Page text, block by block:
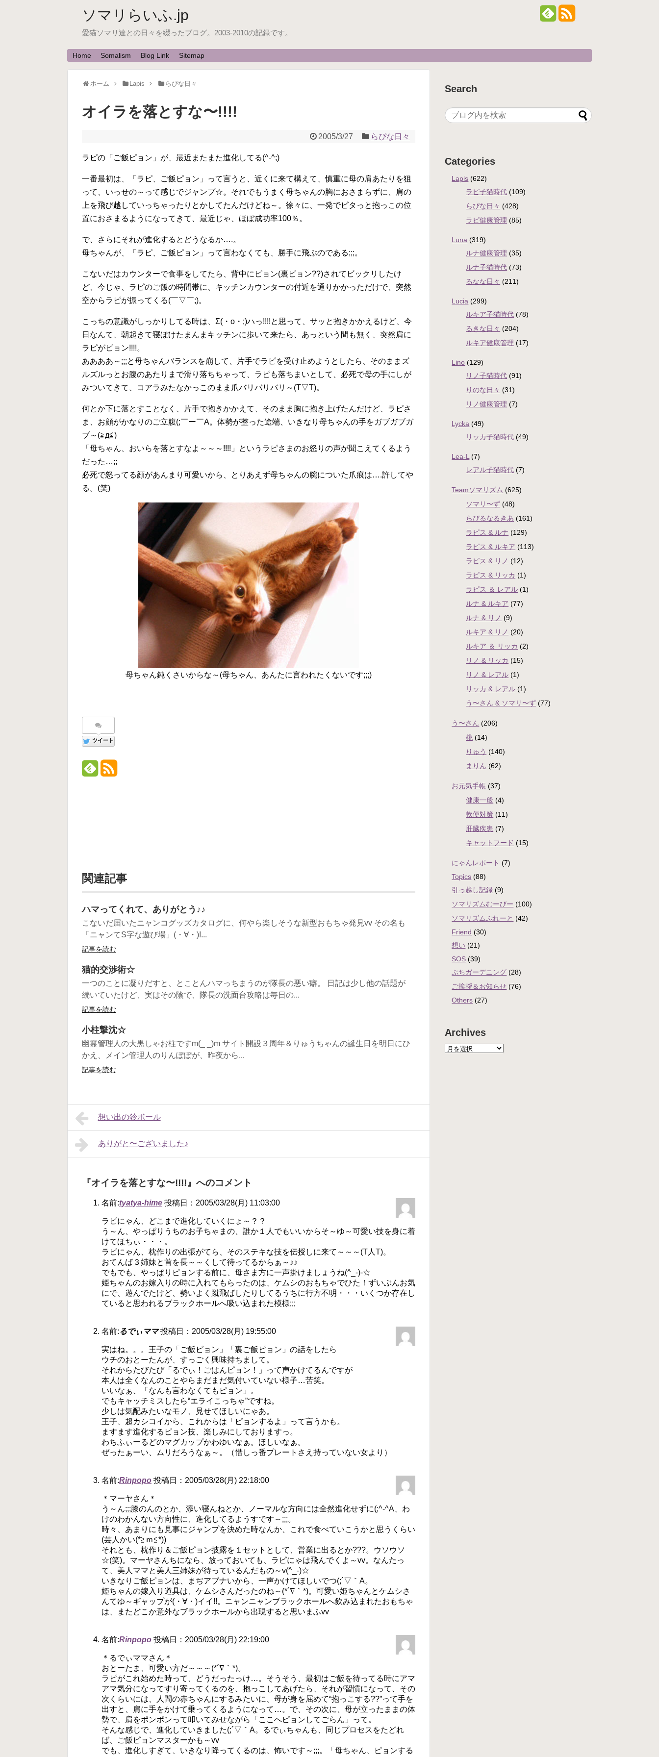
ソマリらいふ.jp
愛猫ソマリ達との日々を綴ったブログ。2003-2010の記録です。
Home Somalism Blog Link Sitemap
ホーム Lapis らぴな日々
オイラを落とすな〜!!!!
2005/3/27 らぴな日々
ラピの「ご飯ピョン」が、最近またまた進化してる(^-^;)
一番最初は、「ラピ、ご飯ピョン」って言うと、近くに来て構えて、慎重に母の肩あたりを狙
って、いっせの～って感じでジャンプ☆。それでもうまく母ちゃんの胸におさまらずに、肩の
上を飛び越していっちゃったりとかしてたんだけどね～。徐々に、一発でピタっと抱っこの位
置におさまるようになってきて、最近じゃ、ほぼ成功率100％。
で、さらにそれが進化するとどうなるか….。
母ちゃんが、「ラピ、ご飯ピョン」って言わなくても、勝手に飛ぶのである;;;。
こないだはカウンターで食事をしてたら、背中にピョン(裏ピョン??)されてビックリしたけ
ど、今じゃ、ラピのご飯の時間帯に、キッチンカウンターの付近を通りかかっただけで、突然
空からラピが振ってくる(￣▽￣;)。
こっちの意識がしっかりしてる時は、Σ(・o・;)ハっ!!!!と思って、サッと抱きかかえるけど、今
日なんて、朝起きて寝ぼけたまんまキッチンに歩いて来たら、あっという間も無く、突然肩に
ラピがピョン!!!!。
ああああ～;;;と母ちゃんバランスを崩して、片手でラピを受け止めようとしたら、そのままズ
ルズルっとお腹のあたりまで滑り落ちちゃって、ラピも落ちまいとして、必死で母の手にしが
みついてきて、コアラみたなかっこのまま爪バリバリバリ～(T▽T)。
何とか下に落とすことなく、片手で抱きかかえて、そのまま胸に抱き上げたんだけど、ラピさ
ま、お顔がかなりのご立腹(;￣ー￣A。体勢が整った途端、いきなり母ちゃんの手をガブガブガ
ブ～(≧д≦)
「母ちゃん、おいらを落とすなよ～～～!!!!」というラピさまのお怒りの声が聞こえてくるよう
だった…;;
必死で怒ってる顔があんまり可愛いから、とりあえず母ちゃんの腕についた爪痕は….許してや
る。(笑)
母ちゃん鈍くさいからな～(母ちゃん、あんたに言われたくないです;;;)
ツイート
関連記事
ハマってくれて、ありがとう♪♪
こないだ届いたニャンコグッズカタログに、何やら楽しそうな新型おもちゃ発見vv その名も
「ニャンてS字な遊び場」(・∀・)!...
記事を読む
猫的交渉術☆
一つのことに凝りだすと、とことんハマっちまうのが隊長の悪い癖。 日記は少し他の話題が
続いていたけど、実はその陰で、隊長の洗面台攻略は毎日の...
記事を読む
小柱撃沈☆
幽霊管理人の大黒しゃお柱ですm(_ _)m サイト開設３周年＆りゅうちゃんの誕生日を明日にひ
かえ、メイン管理人のりんぽぽが、昨夜から...
記事を読む
想い出の鈴ボール
ありがと〜ございました♪
『オイラを落とすな〜!!!!』へのコメント
名前:tyatya-hime 投稿日：2005/03/28(月) 11:03:00
ラピにゃん、どこまで進化していくにょ～？？
う～ん、やっぱりうちのお子ちゃまの、誰か１人でもいいからそ～ゆ～可愛い技を身に着
けてほちぃ・・・。
ラピにゃん、枕作りの出張がてら、そのステキな技を伝授しに来て～～～(T人T)。
おてんば３姉妹と首を長～～くして待ってるからぁ～♪♪
でもでも、やっぱりピョンする前に、母さま方に一声掛けましょうね(^_-)-☆
姫ちゃんのお嫁入りの時に入れてもらったのは、ケムシのおもちゃでひた！ずいぶんお気
にで、遊んでたけど、勢いよく蹴飛ばしたりしてるうちに行方不明・・・いくつか存在し
ていると思われるブラックホールへ吸い込まれた模様;;;
名前:るでぃママ 投稿日：2005/03/28(月) 19:55:00
実はね。。。王子の「ご飯ピョン」「裏ご飯ピョン」の話をしたら
ウチのおとーたんが、すっごく興味持ちまして。
それからたびたび「るでぃ！ごはんピョン！」って声かけてるんですが
本人は全くなんのことやらまだまだ気付いていない様子…苦笑。
いいなぁ、「なんも言わなくてもピョン」。
でもキャッチミスしたら“エライこっちゃ”ですね。
少しは気配みたいなモノ、見せてほしいにゃあ。
王子、超カシコイから、これからは「ピョンするよ」って言うかも。
ますます進化するピョン技、楽しみにしておりますっ。
わちふぃーるどのマグカップかわゆいなぁ。ほしいなぁ。
ぜったぁーい、ムリだろうなぁ～。（惜しっ番プレートさえ持っていない女より）
名前:Rinpopo 投稿日：2005/03/28(月) 22:18:00
＊マーヤさん＊
う～ん;;;膝のんのとか、添い寝んねとか、ノーマルな方向には全然進化せずに(;^-^A、わ
けのわかんない方向性に、進化してるようすです～;;;。
時々、あまりにも見事にジャンプを決めた時なんか、これで食べていこうかと思うくらい
(芸人かい(*≧ｍ≦*))
それとも、枕作り＆ご飯ピョン披露を１セットとして、営業に出るとか???。ウソウソ
☆(笑)。マーヤさんちになら、放っておいても、ラピにゃは飛んでくよ～vv。なんたっ
て、美人ママと美人三姉妹が待っているんだもの～v(^_-)☆
いきなりご飯ピョンは、まぢアブナいから、一声かけてほしいでつ(;´▽｀A。
姫ちゃんの嫁入り道具は、ケムシさんだったのね～(*´∇｀*)。可愛い姫ちゃんとケムシさ
んてゆ～ギャップが(・∀・)イイ!!。ニャンニャンブラックホールへ飲み込まれたおもちゃ
は、またどこか意外なブラックホールから出現すると思いまふvv
名前:Rinpopo 投稿日：2005/03/28(月) 22:19:00
＊るでぃママさん＊
おとーたま、可愛い方だ～～～(*´∇｀*)。
ラピがこれ始めた時って、どうだったっけ…。そうそう、最初はご飯を待ってる時にアマ
アマ気分になってすり寄ってくるのを、抱っこしてあげたら、それが習慣になって、その
次くらいには、人間の赤ちゃんにするみたいに、母が身を屈めて“抱っこする??”って手を
出すと、肩に手をかけて乗ってくるようになって…。で、その次に、母が立ったままの体
勢で、肩をポンポンって叩いてみせながら「ここへピョンしてごらん」って。
そんな感じで、進化していきました(;´▽｀A。るでぃちゃんも、同じプロセスをたどれ
ば、ご飯ピョンマスターかも～vv
でも、進化しすぎて、いきなり降ってくるのは、怖いです～;;;。「母ちゃん、ピョンする
Search
Categories
Lapis (622)
ラピ子猫時代 (109)
らぴな日々 (428)
ラピ健康管理 (85)
Luna (319)
ルナ健康管理 (35)
ルナ子猫時代 (73)
るなな日々 (211)
Lucia (299)
ルキア子猫時代 (78)
るきな日々 (204)
ルキア健康管理 (17)
Lino (129)
リノ子猫時代 (91)
りのな日々 (31)
リノ健康管理 (7)
Lycka (49)
リッカ子猫時代 (49)
Lea-L(7)
レアル子猫時代 (7)
Teamソマリズム (625)
ソマリ〜ず (48)
らぴるなるきあ (161)
ラピス & ルナ (129)
ラピス & ルキア (113)
ラピス & リノ (12)
ラピス & リッカ (1)
ラピス ＆ レアル (1)
ルナ & ルキア (77)
ルナ & リノ (9)
ルキア & リノ (20)
ルキア ＆ リッカ (2)
リノ & リッカ (15)
リノ & レアル (1)
リッカ & レアル (1)
う〜さん & ソマリ〜ず (77)
う〜さん (206)
桃 (14)
りゅう (140)
まりん (62)
お元気手帳 (37)
健康一般 (4)
軟便対策 (11)
肝臓疾患 (7)
キャットフード (15)
にゃんレポート (7)
Topics (88)
引っ越し記録 (9)
ソマリズムむーびー (100)
ソマリズムぷれーと (42)
Friend (30)
想い (21)
SOS (39)
ぷちガーデニング (28)
ご挨拶＆お知らせ (76)
Others (27)
Archives